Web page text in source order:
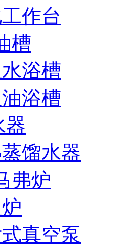
作台
槽
浴槽
浴槽
器
馏水器
弗炉
真空泵